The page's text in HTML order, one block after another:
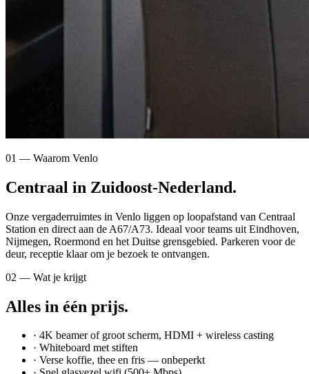
01 — Waarom Venlo
Centraal in Zuidoost-Nederland.
Onze vergaderruimtes in Venlo liggen op loopafstand van Centraal
Station en direct aan de A67/A73. Ideaal voor teams uit Eindhoven,
Nijmegen, Roermond en het Duitse grensgebied. Parkeren voor de
deur, receptie klaar om je bezoek te ontvangen.
02 — Wat je krijgt
Alles in één prijs.
· 4K beamer of groot scherm, HDMI + wireless casting
· Whiteboard met stiften
· Verse koffie, thee en fris — onbeperkt